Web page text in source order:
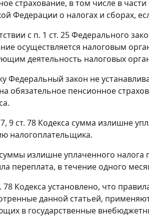
страхование, в том числе в
Федерации о налогах и сборах,
с п. 1 ст. 25Федерального
осуществляется налоговым
деятельность налоговых
Федеральный закон не
обязательное пенсионное
, 9 ст. 78 Кодекса сумма излишне
налогоплательщика.
излишне уплаченного налога
переплата, в течение одного
78 Кодекса установлено, что
данной статьей,
в государственные